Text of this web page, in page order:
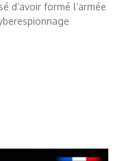
d’avoir formé l’armée